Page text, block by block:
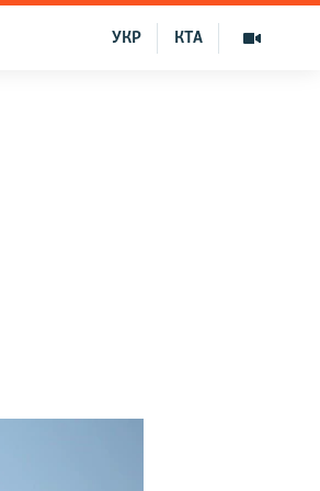
КТА
УКР